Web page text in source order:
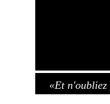
«Et